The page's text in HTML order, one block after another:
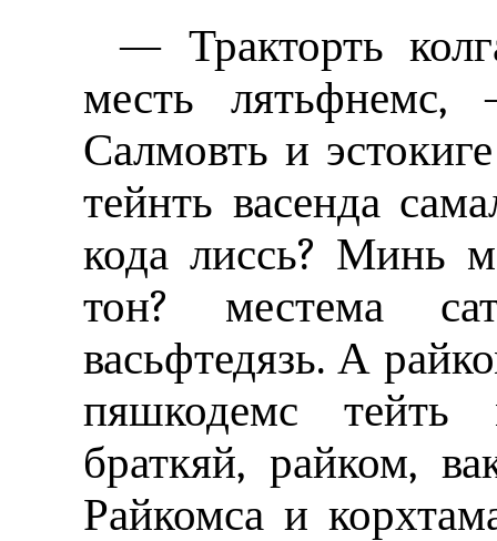
— Тракторть
месть лятьфнемс,
Салмовть и
тейнть васенда
кода лиссь? Минь
тон? местема
васьфтедязь. А
пяшкодемс тейть
браткяй, райком,
Райкомса и